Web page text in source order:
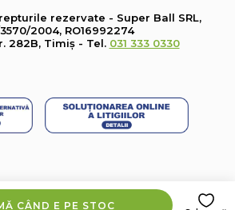
CÂND E PE STOC
rezervate - Super Ball SRL,
2004, RO16992274
282B, Timiș - Tel. 031 333 0330